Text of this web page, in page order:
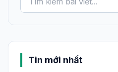
Tin mới nhất